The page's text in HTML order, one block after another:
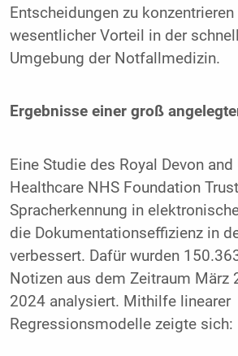
Entscheidungen zu
wesentlicher Vorteil in der
Umgebung der Notfallmedizin.
Ergebnisse einer groß
Eine Studie des Royal Devon
Healthcare NHS Foundation
Spracherkennung in
die Dokumentationseffizienz in
verbessert. Dafür wurden
Notizen aus dem Zeitraum März
2024 analysiert. Mithilfe linearer
Regressionsmodelle zeigte sich: